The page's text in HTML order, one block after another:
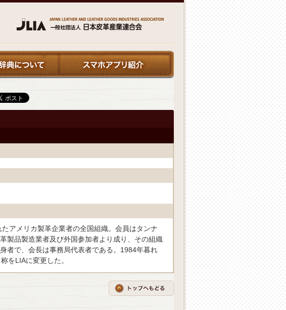
アメリカ製革企業者の全国組織。会員はタンナ
製品製造業者及び外国参加者より成り、その組織
者で、会長は事務局代表者である。1984年暮れ
をLIAに変更した。